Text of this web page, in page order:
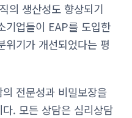
의 생산성도 향상되기
기업들이 EAP를 도입한
위기가 개선되었다는 평
전문성과 비밀보장을
. 모든 상담은 심리상담